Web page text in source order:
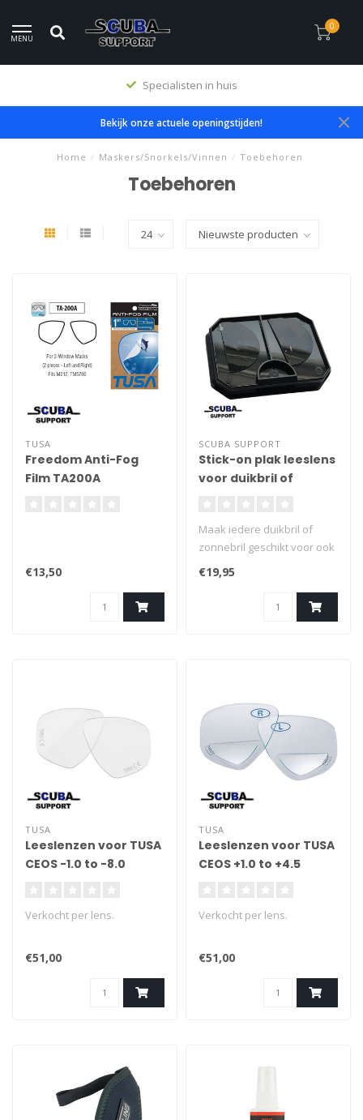
MENU
0
Specialisten in huis
Bekijk onze actuele openingstijden!
Home / Maskers/Snorkels/Vinnen / Toebehoren
Toebehoren
TUSA
Freedom Anti-Fog
Film TA200A
€13,50
SCUBA SUPPORT
Stick-on plak leeslens
voor duikbril of
Maak iedere duikbril of
zonnebril geschikt voor ook
lezen
€19,95
TUSA
Leeslenzen voor TUSA
CEOS -1.0 to -8.0
Verkocht per lens.
€51,00
TUSA
Leeslenzen voor TUSA
CEOS +1.0 to +4.5
Verkocht per lens.
€51,00